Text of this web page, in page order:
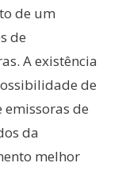
de um
de
A existência
de
de
da
melhor